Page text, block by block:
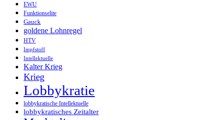
EWU
Funktionselite
Gauck
goldene Lohnregel
HTV
Impfstoff
Intellektuelle
Kalter Krieg
Krieg
Lobbykratie
lobbykratische Intellektuelle
lobbykratisches Zeitalter